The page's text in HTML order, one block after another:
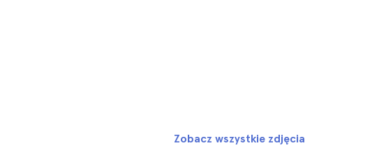
Zobacz wszystkie zdjęcia